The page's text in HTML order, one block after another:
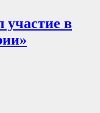
в